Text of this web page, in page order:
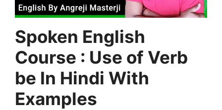
Spoken English
Course : Use of Verb
be In Hindi With
Examples